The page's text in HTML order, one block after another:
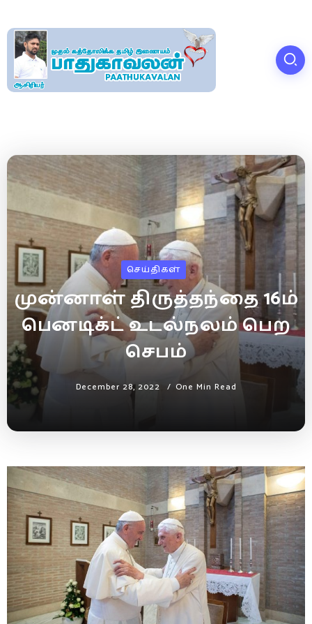
செய்திகள்
முன்னாள் திருத்தந்தை 16ம்
பெனடிக்ட் உடல்நலம் பெற
செபம்
December 28, 2022 One Min Read